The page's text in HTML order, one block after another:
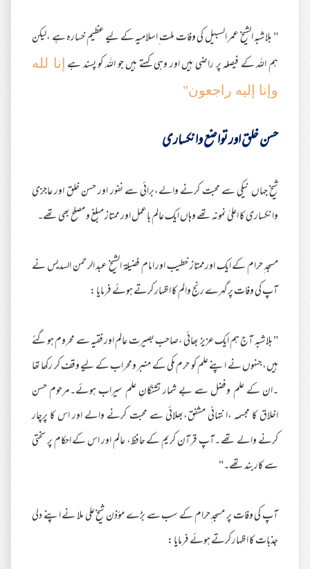
" بلاشبہ الشیخ عمر السبیل کی وفات ملت ِاسلامیہ کے لیے عظیم خسارہ ہے ،لیکن
ہم اللہ کے فیصلہ پر راضی ہیں اور وہی کہتے ہیں جو اللہ کو پسند ہے إنا لله
وإنا إليه راجعون"
حسن خلق اور تواضع وانکساری
شیخ جہاں نیکی سے محبت کرنے والے،برائی سے نفور اور حسن خلق اور عاجزی
وانکساری کا اعلیٰ نمونہ تھے وہاں ایک عالم باعمل اور ممتاز مبلغ و مصلح بھی تھے۔
مسجد ِحرام کے ایک اورممتاز خطیب اور امام فضیلة الشیخ عبد الرحمن السدیس نے
آپ کی وفات پرگہرے رنج والم کا اظہار کرتے ہوئے فرمایا :
" بلاشبہ آج ہم ایک عزیز بھائی ،صاحب بصیرت عالم اور فقیہ سے محروم ہوگئے
ہیں،جنہوں نے اپنے علم کو حرم مکی کے منبر ومحراب کے لیے وقف کر رکھا تھا
۔ان کے علم وفضل سے بے شمار تشنگانِ علم سیراب ہوئے۔مرحوم حسن
اخلاق کا مجسمہ ،انتہائی مشفق،بھلائی سے محبت کرنے والے اور اس کا پرچار
کرنے والے تھے ۔آپ قرآن کریم کے حافظ، عالم اور اس کے احکام پر سختی
سے کاربند تھے۔"
آپ کی وفات پر مسجد ِحرام کے سب سے بڑے موٴذن شیخ علی ملا نے اپنے دلی
جذبات کا اظہار کرتے ہوئے فرمایا :